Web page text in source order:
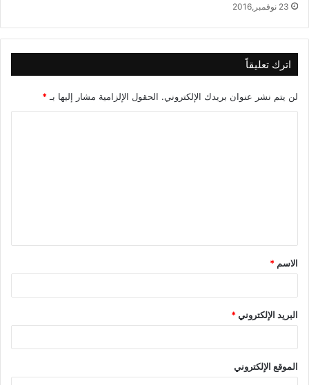
23 نوفمبر,2016
اترك تعليقاً
لن يتم نشر عنوان بريدك الإلكتروني. الحقول الإلزامية مشار إليها بـ *
ق
*
الاسم *
البريد الإلكتروني*
الموقع الإلكتروني